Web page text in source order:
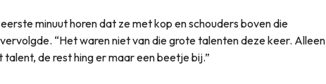
minuut horen dat ze met kop en schouders boven die
“Het waren niet van die grote talenten deze keer. Alleen
talent, de rest hing er maar een beetje bij.”